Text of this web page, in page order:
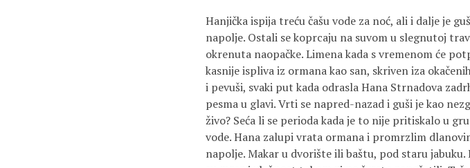
Hanjička ispija treću čašu vode za noć, ali i dalje je
napolje. Ostali se koprcaju na suvom u slegnu­toj
okrenuta naopačke. Limena kada s vremenom će
kasnije ispliva iz ormana kao san, skriven iza
i pevuši, svaki put kada odrasla Hana Str­nadova
pesma u glavi. Vrti se napred-nazad i guši je kao
živo? Seća li se perioda kada je to nije pritiskalo u
vode. Hana zalupi vrata ormana i promrzlim
napolje. Makar u dvorište ili baštu, pod staru